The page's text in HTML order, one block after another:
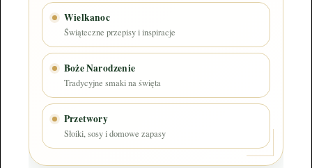
Wielkanoc
Świąteczne przepisy i inspiracje
Boże Narodzenie
Tradycyjne smaki na święta
Przetwory
Słoiki, sosy i domowe zapasy